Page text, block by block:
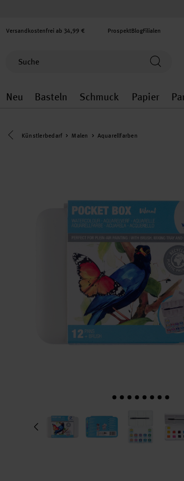
Versandkostenfrei ab 34,99 € ProspektBlogFilialen
Neu
Neu general.openMenu
Basteln
Basteln
Schmuck
Schmuck
Papier
Eine Kategorie zurück navigieren
Künstlerbedarf Malen Aquarellfarben